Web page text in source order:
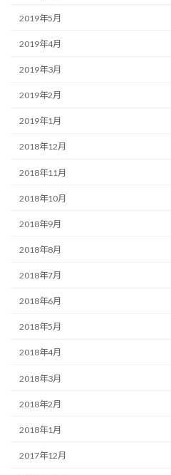
2019年5月
2019年4月
2019年3月
2019年2月
2019年1月
2018年12月
2018年11月
2018年10月
2018年9月
2018年8月
2018年7月
2018年6月
2018年5月
2018年4月
2018年3月
2018年2月
2018年1月
2017年12月